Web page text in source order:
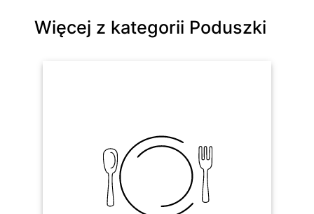
Więcej z kategorii Poduszki